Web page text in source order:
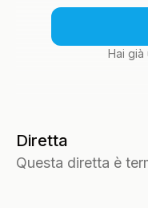
Hai già
Diretta
Questa diretta è